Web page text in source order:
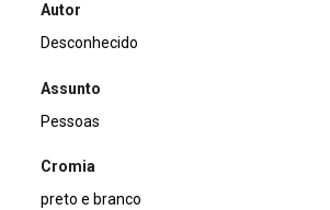
Autor
Desconhecido
Assunto
Pessoas
Cromia
preto e branco